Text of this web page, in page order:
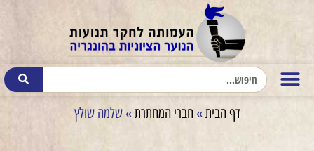
דף הבית»חברי המחתרת»שלמה שולץ